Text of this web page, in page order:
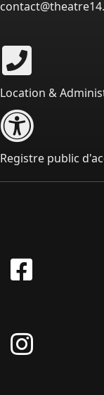
Location &
Registre public